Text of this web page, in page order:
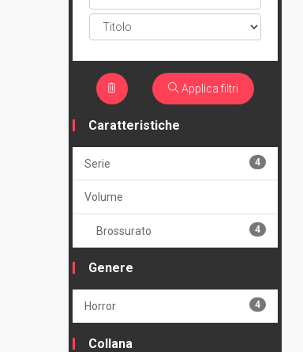
Applica filtri
Caratteristiche
Serie 4
Volume
Brossurato 4
Genere
Horror 4
Collana